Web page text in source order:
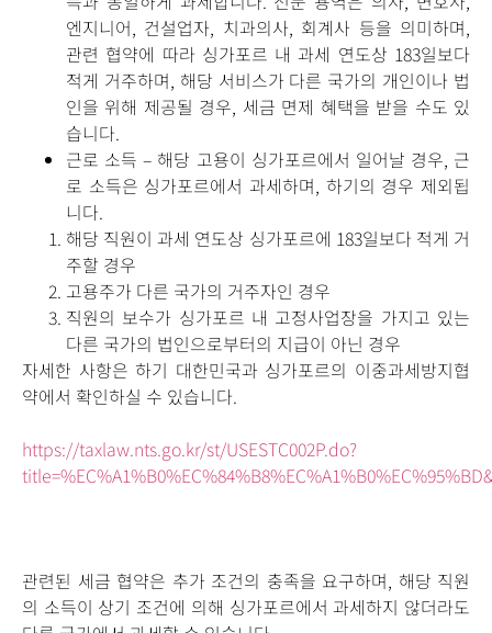
엔지니어, 건설업자, 치과의사, 회계사 등을 의미하며,
관련 협약에 따라 싱가포르 내 과세 연도상 183일보다
적게 거주하며, 해당 서비스가 다른 국가의 개인이나 법
인을 위해 제공될 경우, 세금 면제 혜택을 받을 수도 있
습니다.
근로 소득 – 해당 고용이 싱가포르에서 일어날 경우, 근
로 소득은 싱가포르에서 과세하며, 하기의 경우 제외됩
니다.
해당 직원이 과세 연도상 싱가포르에 183일보다 적게 거
주할 경우
고용주가 다른 국가의 거주자인 경우
직원의 보수가 싱가포르 내 고정사업장을 가지고 있는
다른 국가의 법인으로부터의 지급이 아닌 경우
자세한 사항은 하기 대한민국과 싱가포르의 이중과세방지협
약에서 확인하실 수 있습니다.
https://taxlaw.nts.go.kr/st/USESTC002P.do?
관련된 세금 협약은 추가 조건의 충족을 요구하며, 해당 직원
의 소득이 상기 조건에 의해 싱가포르에서 과세하지 않더라도